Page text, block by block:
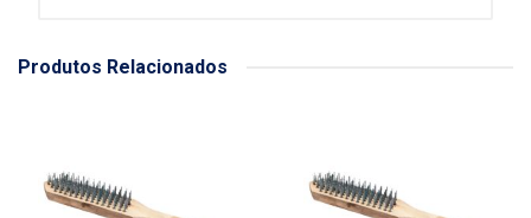
Produtos Relacionados